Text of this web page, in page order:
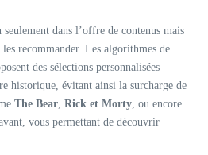
dans l’offre de contenus mais
recommander. Les algorithmes de
des sélections personnalisées
historique, évitant ainsi la surcharge de
The Bear, Rick et Morty, ou encore
vous permettant de découvrir